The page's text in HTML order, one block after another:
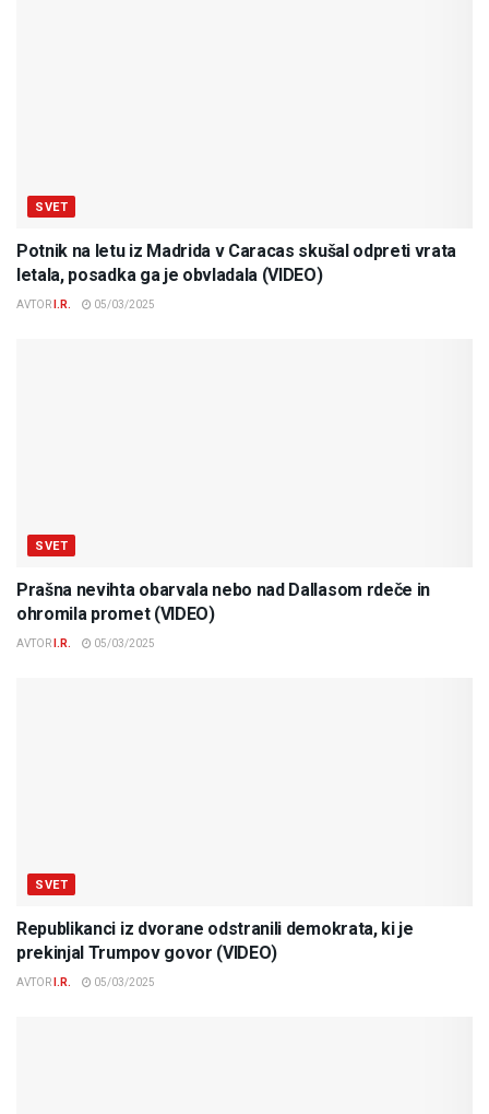
SVET
Potnik na letu iz Madrida v Caracas skušal odpreti vrata
letala, posadka ga je obvladala (VIDEO)
AVTOR I.R. 05/03/2025
SVET
Prašna nevihta obarvala nebo nad Dallasom rdeče in
ohromila promet (VIDEO)
AVTOR I.R. 05/03/2025
SVET
Republikanci iz dvorane odstranili demokrata, ki je
prekinjal Trumpov govor (VIDEO)
AVTOR I.R. 05/03/2025